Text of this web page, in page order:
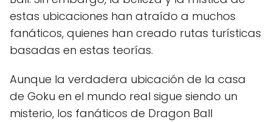
estas ubicaciones han atraído a muchos
fanáticos, quienes han creado rutas turísticas
basadas en estas teorías.
Aunque la verdadera ubicación de la casa
de Goku en el mundo real sigue siendo un
misterio, los fanáticos de Dragon Ball